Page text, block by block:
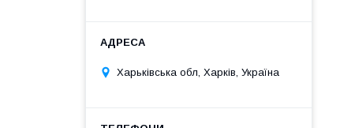
Харьківська обл, Харків, Україна